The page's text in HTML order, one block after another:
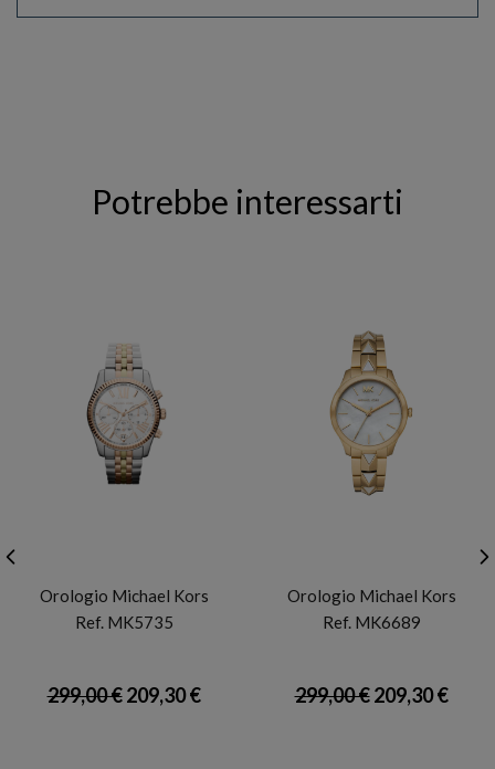
Potrebbe interessarti
Orologio Michael Kors
Ref. MK5735
299,00 €209,30 €
Orologio Michael Kors
Ref. MK6689
299,00 €209,30 €